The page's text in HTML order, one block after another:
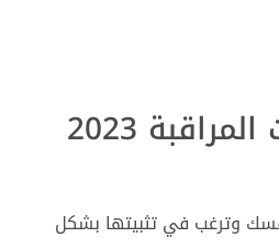
تركيب كاميرات المراقبة 2023
وترغب في تثبيتها بشكل